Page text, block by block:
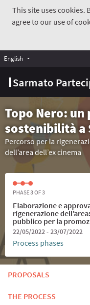
This site uses cookies.
agree to our use of
Sarmato
English Choose language
Topo Nero: un
sostenibilità a
Percorso per la
dell’area dell’ex cinema
PHASE 3 OF 3
Elaborazione e
rigenerazione
pubblico per la
22/05/2022 - 23/07/2022
Process phases
PROPOSALS
THE PROCESS